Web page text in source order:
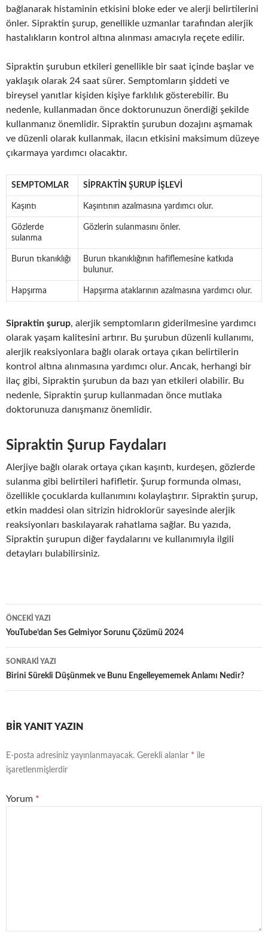
bağlanarak histaminin etkisini bloke eder ve alerji belirtilerini
önler. Sipraktin şurup, genellikle uzmanlar tarafından alerjik
hastalıkların kontrol altına alınması amacıyla reçete edilir.
Sipraktin şurubun etkileri genellikle bir saat içinde başlar ve
yaklaşık olarak 24 saat sürer. Semptomların şiddeti ve
bireysel yanıtlar kişiden kişiye farklılık gösterebilir. Bu
nedenle, kullanmadan önce doktorunuzun önerdiği şekilde
kullanmanız önemlidir. Sipraktin şurubun dozajını aşmamak
ve düzenli olarak kullanmak, ilacın etkisini maksimum düzeye
çıkarmaya yardımcı olacaktır.
SEMPTOMLAR SIPRAKTIN ŞURUP İŞLEVI
Kaşıntı Kaşıntının azalmasına yardımcı olur.
Gözlerde
sulanma
Gözlerin sulanmasını önler.
Burun tıkanıklığı
Burun tıkanıklığının hafiflemesine katkıda
bulunur.
Hapşırma Hapşırma ataklarının azalmasına yardımcı olur.
Sipraktin şurup, alerjik semptomların giderilmesine yardımcı
olarak yaşam kalitesini artırır. Bu şurubun düzenli kullanımı,
alerjik reaksiyonlara bağlı olarak ortaya çıkan belirtilerin
kontrol altına alınmasına yardımcı olur. Ancak, herhangi bir
ilaç gibi, Sipraktin şurubun da bazı yan etkileri olabilir. Bu
nedenle, Sipraktin şurup kullanmadan önce mutlaka
doktorunuza danışmanız önemlidir.
Sipraktin Şurup Faydaları
Alerjiye bağlı olarak ortaya çıkan kaşıntı, kurdeşen, gözlerde
sulanma gibi belirtileri hafifletir. Şurup formunda olması,
özellikle çocuklarda kullanımını kolaylaştırır. Sipraktin şurup,
etkin maddesi olan sitrizin hidroklorür sayesinde alerjik
reaksiyonları baskılayarak rahatlama sağlar. Bu yazıda,
Sipraktin şurupun diğer faydalarını ve kullanımıyla ilgili
detayları bulabilirsiniz.
Yazı
dolaşımı
ÖNCEKI YAZI
YouTube’dan Ses Gelmiyor Sorunu Çözümü 2024
SONRAKI YAZI
Birini Sürekli Düşünmek ve Bunu Engelleyememek Anlamı Nedir?
BIR YANIT YAZIN
E-posta adresiniz yayınlanmayacak. Gerekli alanlar * ile
işaretlenmişlerdir
Yorum *